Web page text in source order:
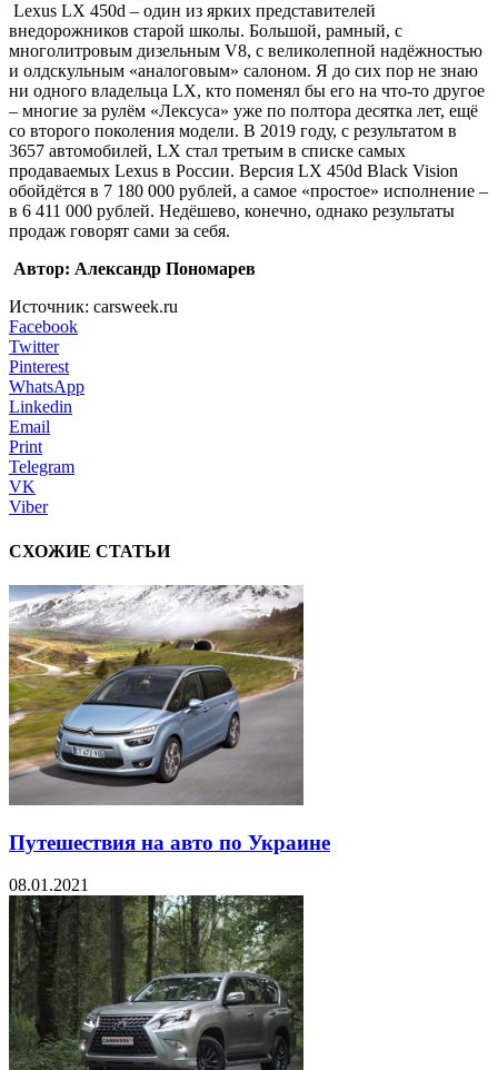
Lexus LX 450d – один из ярких представителей
внедорожников старой школы. Большой, рамный, с
многолитровым дизельным V8, с великолепной надёжностью
и олдскульным «аналоговым» салоном. Я до сих пор не знаю
ни одного владельца LX, кто поменял бы его на что-то другое
– многие за рулём «Лексуса» уже по полтора десятка лет, ещё
со второго поколения модели. В 2019 году, с результатом в
3657 автомобилей, LX стал третьим в списке самых
продаваемых Lexus в России. Версия LX 450d Black Vision
обойдётся в 7 180 000 рублей, а самое «простое» исполнение –
в 6 411 000 рублей. Недёшево, конечно, однако результаты
продаж говорят сами за себя.
Автор: Александр Пономарев
Источник: carsweek.ru
Facebook
Twitter
Pinterest
WhatsApp
Linkedin
Email
Print
Telegram
VK
Viber
СХОЖИЕ СТАТЬИ
Путешествия на авто по Украине
08.01.2021